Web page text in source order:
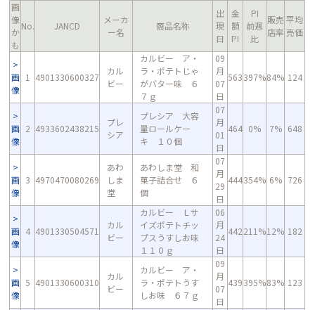
画
像
か
も
No. JANCD
メーカ
ー名
商品名称
出
現
日
金
額
PI
PI
前週
比
販売
店率
平均
売価
画
像
1 4901330600327
カル
ビー
カルビー ア・
ラ・ポテトじゃ
がバター味 ６
７ｇ
09
月
07
日
563397%84% 124
画
像
2 4933602438215
プレ
シア
プレシア 大容
量ロールケー
キ １０個
07
月
01
日
464 0% 7% 648
画
像
3 4970470080269
あわ
しま
堂
あわしま堂 和
菓子詰合せ ６
個
07
月
29
日
444354% 6% 726
画
像
4 4901330504571
カル
ビー
カルビー Ｌサ
イズポテトチッ
プスうすしお味
１１０ｇ
06
月
24
日
442211%12% 182
画
像
5 4901330600310
カル
ビー
カルビー ア・
ラ・ポテトうす
しお味 ６７ｇ
09
月
07
日
439395%83% 123